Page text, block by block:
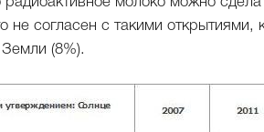
не согласен с такими открытиями,
(8%).